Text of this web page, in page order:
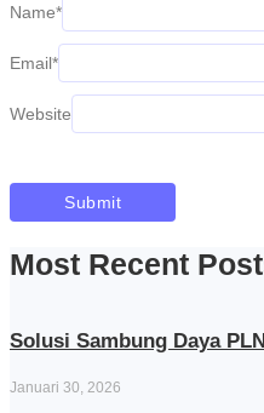
Name*
Email*
Website
Most Recent
Solusi Sambung Daya
Januari 30, 2026